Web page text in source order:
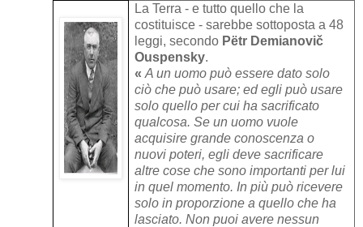
La Terra - e tutto quello che la
costituisce - sarebbe sottoposta a 48
leggi, secondo Pëtr Demianovič
Ouspensky.
« A un uomo può essere dato solo
ciò che può usare; ed egli può usare
solo quello per cui ha sacrificato
qualcosa. Se un uomo vuole
acquisire grande conoscenza o
nuovi poteri, egli deve sacrificare
altre cose che sono importanti per lui
in quel momento. In più può ricevere
solo in proporzione a quello che ha
lasciato. Non puoi avere nessun